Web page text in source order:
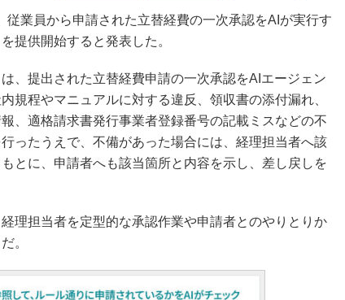
業員から申請された立替経費の一次承認をAIが実行す
提供開始すると発表した。
、提出された立替経費申請の一次承認をAIエージェン
規程やマニュアルに対する違反、領収書の添付漏れ、
、適格請求書発行事業者登録番号の記載ミスなどの不
ったうえで、不備があった場合には、経理担当者へ該
とに、申請者へも該当箇所と内容を示し、差し戻しを
理担当者を定型的な承認作業や申請者とのやりとりか
。